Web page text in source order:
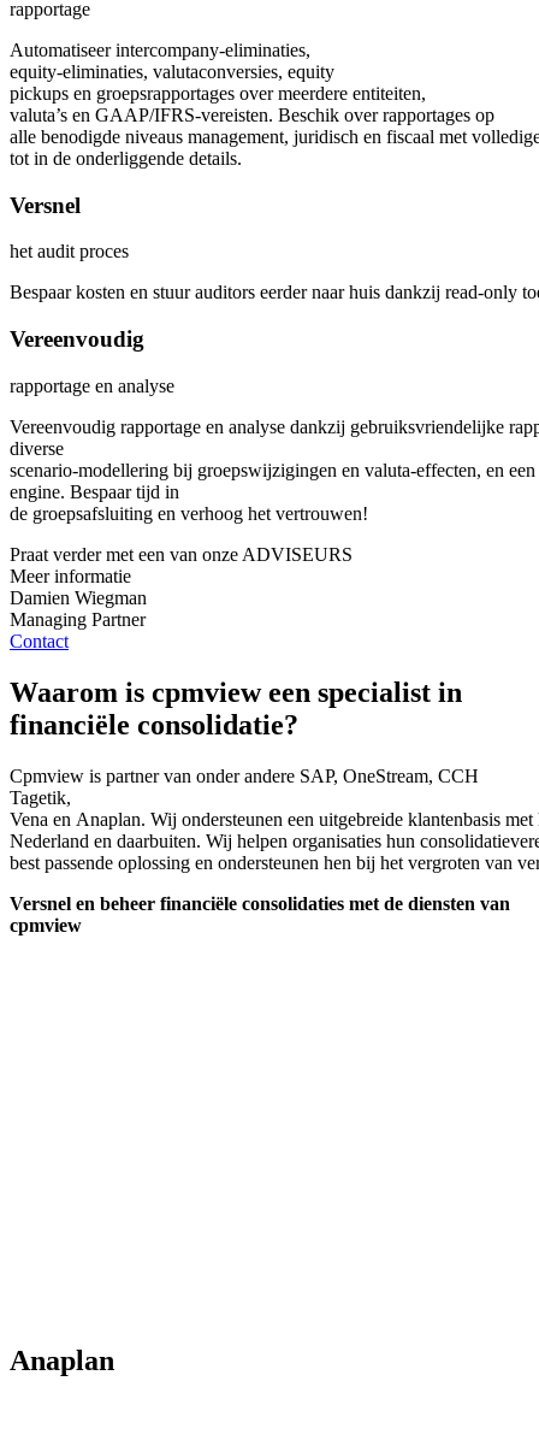
rapportage
Automatiseerintercompany‑eliminaties,
equity‑eliminaties, valutaconversies, equity
pickups en groepsrapportages overmeerdere entiteiten,
valuta’s en GAAP/IFRS‑vereisten. Beschik overrapportages op
alle benodigde niveaus management, juridisch en fiscaal met
tot in de onderliggende details.
Versnel
het audit proces
Bespaar kosten en stuurauditors eerder naarhuis dankzij read‑only
Vereenvoudig
rapportage en analyse
Vereenvoudig rapportage en analyse dankzij gebruiksvriendelijke
diverse
scenario‑modellering bij groepswijzigingen en valuta‑effecten, en een
engine. Bespaar tijd in
de groepsafsluiting en verhoog het vertrouwen!
Praat verder met een van onze ADVISEURS
Meer informatie
Damien Wiegman
Managing Partner
Contact
Waarom is cpmview een specialist in
financiële consolidatie?
Cpmview is partner van onder andere SAP, OneStream, CCH
Tagetik,
Vena en Anaplan. Wij ondersteunen een uitgebreide klantenbasis met
Nederland en daarbuiten. Wij helpen organisaties hun
best passende oplossing en ondersteunen hen bij het vergroten van
Versnel en beheer financiële consolidaties met de diensten van
cpmview
Anaplan